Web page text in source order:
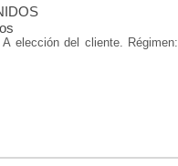
This page didn't load
cuyos 828 m lo
contemplar la
También vale la pena tomar
referirse a la mezquita del
elección del cliente.